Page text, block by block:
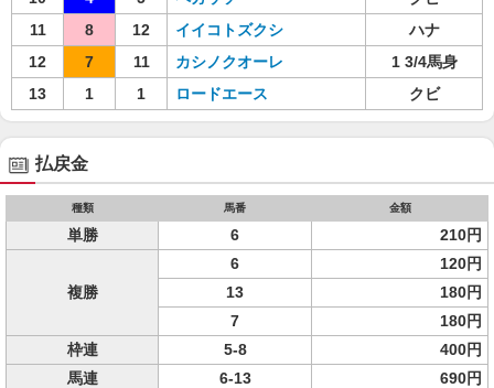
11
8 12 イイコトズクシ
ハナ
12
7 11 カシノクオーレ
1 3/4馬身
13
1 1 ロードエース クビ
払戻金
種類 馬番 金額
単勝 6 210円
複勝
6
120円
13
180円
7
180円
枠連
5-8
400円
馬連
6-13 690円